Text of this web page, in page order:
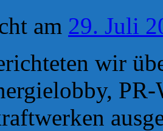
am 29. Juli
wir